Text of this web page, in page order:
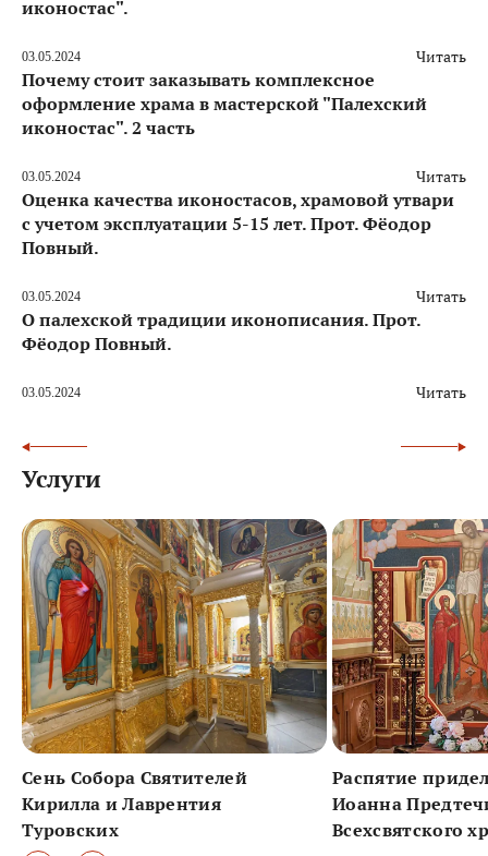
иконостас".
03.05.2024 Читать
Почему стоит заказывать комплексное
оформление храма в мастерской "Палехский
иконостас". 2 часть
03.05.2024 Читать
Оценка качества иконостасов, храмовой утвари
с учетом эксплуатации 5-15 лет. Прот. Фёодор
Повный.
03.05.2024 Читать
О палехской традиции иконописания. Прот.
Фёодор Повный.
03.05.2024 Читать
Услуги
Сень Собора Святителей
Кирилла и Лаврентия
Туровских
Распятие
Иоанна
Всехсвятского